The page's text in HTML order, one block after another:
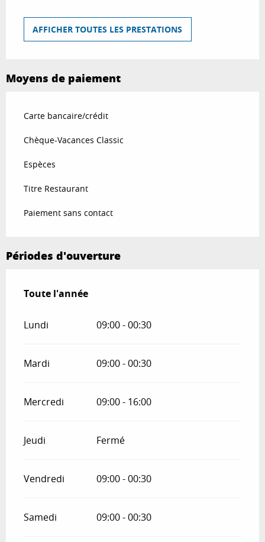
AFFICHER TOUTES LES PRESTATIONS
Moyens de paiement
Carte bancaire/crédit
Chèque-Vacances Classic
Espèces
Titre Restaurant
Paiement sans contact
Périodes d'ouverture
Toute l'année
Toute l'année
Lundi 09:00 - 00:30
Mardi 09:00 - 00:30
Mercredi 09:00 - 16:00
Jeudi Fermé
Vendredi 09:00 - 00:30
Samedi 09:00 - 00:30